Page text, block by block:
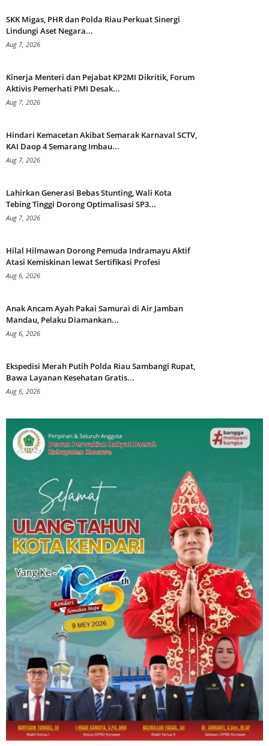
SKK Migas, PHR dan Polda Riau Perkuat Sinergi
Lindungi Aset Negara...
Aug 7, 2026
Kinerja Menteri dan Pejabat KP2MI Dikritik, Forum
Aktivis Pemerhati PMI Desak...
Aug 7, 2026
Hindari Kemacetan Akibat Semarak Karnaval SCTV,
KAI Daop 4 Semarang Imbau...
Aug 7, 2026
Lahirkan Generasi Bebas Stunting, Wali Kota
Tebing Tinggi Dorong Optimalisasi SP3...
Aug 7, 2026
Hilal Hilmawan Dorong Pemuda Indramayu Aktif
Atasi Kemiskinan lewat Sertifikasi Profesi
Aug 6, 2026
Anak Ancam Ayah Pakai Samurai di Air Jamban
Mandau, Pelaku Diamankan...
Aug 6, 2026
Ekspedisi Merah Putih Polda Riau Sambangi Rupat,
Bawa Layanan Kesehatan Gratis...
Aug 6, 2026